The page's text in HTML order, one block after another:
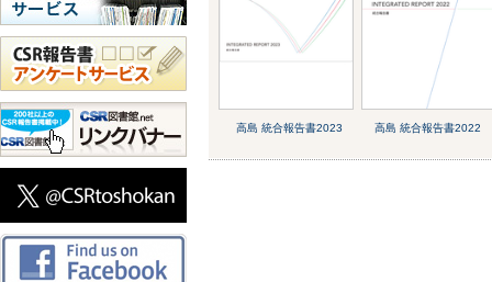
高島 統合報告書2023 高島 統合報告書2022